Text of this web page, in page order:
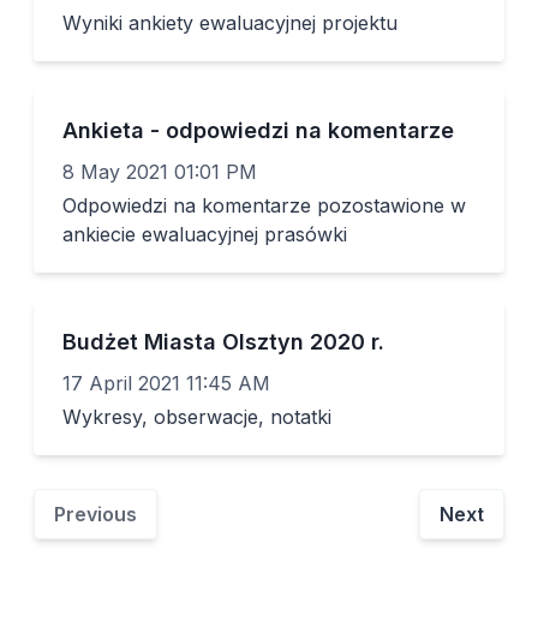
Wyniki ankiety ewaluacyjnej projektu
Ankieta - odpowiedzi na komentarze
8 May 2021 01:01 PM
Odpowiedzi na komentarze pozostawione w
ankiecie ewaluacyjnej prasówki
Budżet Miasta Olsztyn 2020 r.
17 April 2021 11:45 AM
Wykresy, obserwacje, notatki
Previous Next